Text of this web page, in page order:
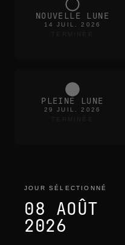
NOUVELLE LUNE
14 JUIL. 2026
PLEINE LUNE
29 JUIL. 2026
JOUR SÉLECTIONNÉ
08 AOÛT
2026